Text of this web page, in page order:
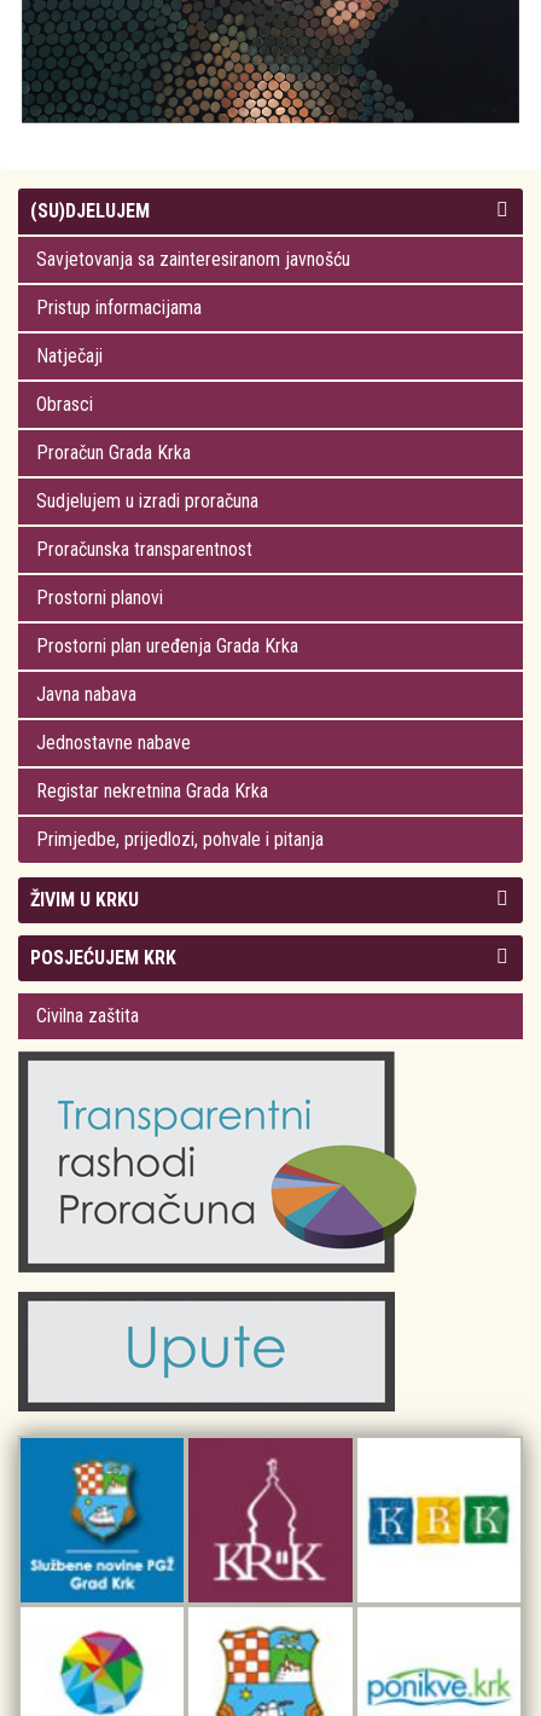
(SU)DJELUJEM
Savjetovanja sa zainteresiranom javnošću
Pristup informacijama
Natječaji
Obrasci
Proračun Grada Krka
Sudjelujem u izradi proračuna
Proračunska transparentnost
Prostorni planovi
Prostorni plan uređenja Grada Krka
Javna nabava
Jednostavne nabave
Registar nekretnina Grada Krka
Primjedbe, prijedlozi, pohvale i pitanja
ŽIVIM U KRKU
Kolegij gradonačelnika
Gradsko vijeće
Odluke Grada Krka (Službene novine PGŽ)
Obrazovanje
Komunalne usluge
Civilni sektor (arhiva udruga)
Sport i rekreacija
POSJEĆUJEM KRK
Plan Grada Krka
Krk 360° VR panorama
Krk uživo
Fotogalerije
Kalendar događanja
Turistička zajednica otoka Krka
Kulturno-turistička ruta Putovima Frankopana
Dar iz Krka
Interpretacijski centar pomorske baštine
Civilna zaštita